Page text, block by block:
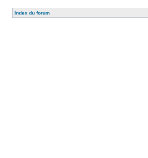
Index du forum